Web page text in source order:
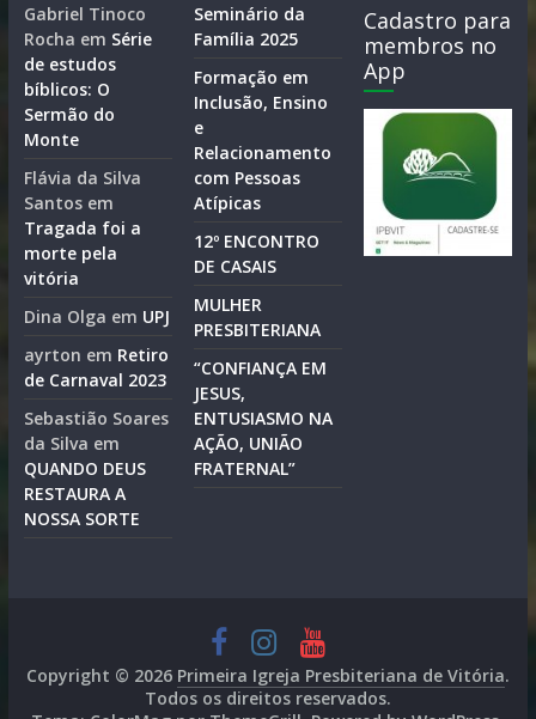
Gabriel Tinoco
Rocha em Série
de estudos
bíblicos: O
Sermão do
Monte
Flávia da Silva
Santosem
Tragada foi a
morte pela
vitória
Dina Olga em UPJ
ayrton em Retiro
de Carnaval 2023
Sebastião Soares
da Silva em
QUANDO DEUS
RESTAURA A
NOSSA SORTE
Seminário da
Família 2025
Formação em
Inclusão, Ensino
e
Relacionamento
com Pessoas
Atípicas
12º ENCONTRO
DE CASAIS
MULHER
PRESBITERIANA
“CONFIANÇA EM
JESUS,
ENTUSIASMO NA
AÇÃO, UNIÃO
FRATERNAL”
Cadastro para
membros no
App
Copyright © 2026 Primeira Igreja Presbiteriana de Vitória.
Todos os direitos reservados.